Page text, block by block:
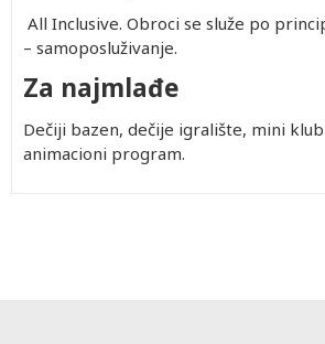
All Inclusive. Obroci se služe po
– samoposluživanje.
Za najmlađe
Dečiji bazen, dečije igralište, mini klub
animacioni program.